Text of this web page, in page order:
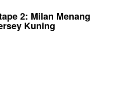
2: Milan Menang
Kuning